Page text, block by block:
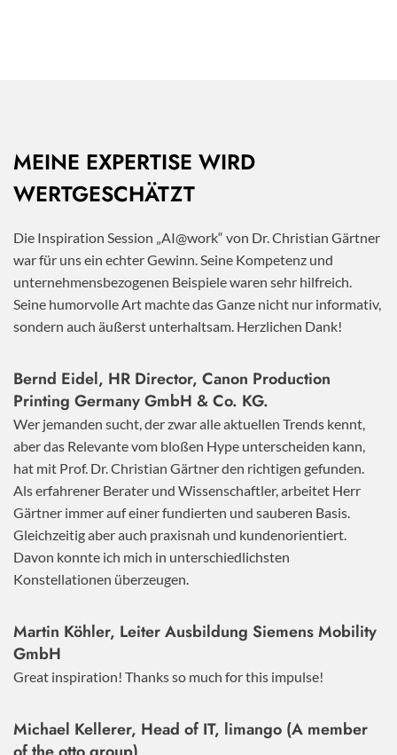
MEINE EXPERTISE WIRD
WERTGESCHÄTZT
Die Inspiration Session „AI@work“ von Dr. Christian Gärtner
war für uns ein echter Gewinn. Seine Kompetenz und
unternehmensbezogenen Beispiele waren sehr hilfreich.
Seine humorvolle Art machte das Ganze nicht nur informativ,
sondern auch äußerst unterhaltsam. Herzlichen Dank!
Bernd Eidel, HR Director, Canon Production
Printing Germany GmbH & Co. KG.
Wer jemanden sucht, der zwar alle aktuellen Trends kennt,
aber das Relevante vom bloßen Hype unterscheiden kann,
hat mit Prof. Dr. Christian Gärtner den richtigen gefunden.
Als erfahrener Berater und Wissenschaftler, arbeitet Herr
Gärtner immer auf einer fundierten und sauberen Basis.
Gleichzeitig aber auch praxisnah und kundenorientiert.
Davon konnte ich mich in unterschiedlichsten
Konstellationen überzeugen.
Martin Köhler, Leiter Ausbildung Siemens Mobility
GmbH
Great inspiration! Thanks so much for this impulse!
Michael Kellerer, Head of IT, limango (A member